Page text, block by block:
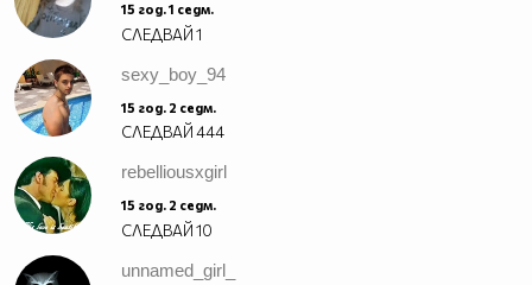
15 год. 1 седм.
СЛЕДВАЙ1
sexy_boy_94
15 год. 2 седм.
СЛЕДВАЙ444
rebelliousxgirl
15 год. 2 седм.
СЛЕДВАЙ10
unnamed_girl_